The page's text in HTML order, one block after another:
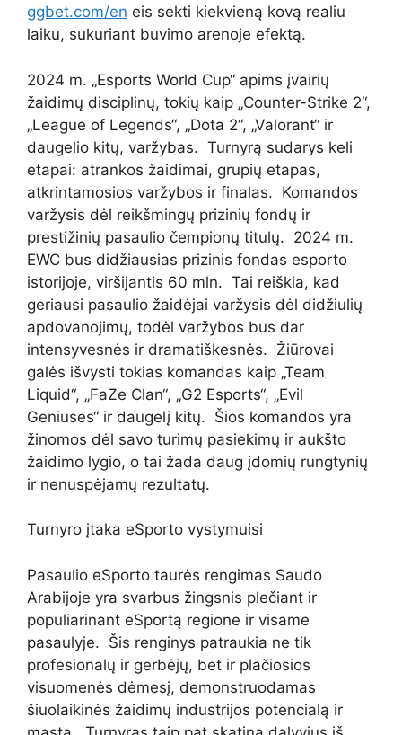
ggbet.com/en eis sekti kiekvieną kovą realiu
laiku, sukuriant buvimo arenoje efektą.
2024 m. „Esports World Cup“ apims įvairių
žaidimų disciplinų, tokių kaip „Counter-Strike 2“,
„League of Legends“, „Dota 2“, „Valorant“ ir
daugelio kitų, varžybas. Turnyrą sudarys keli
etapai: atrankos žaidimai, grupių etapas,
atkrintamosios varžybos ir finalas. Komandos
varžysis dėl reikšmingų prizinių fondų ir
prestižinių pasaulio čempionų titulų. 2024 m.
EWC bus didžiausias prizinis fondas esporto
istorijoje, viršijantis 60 mln. Tai reiškia, kad
geriausi pasaulio žaidėjai varžysis dėl didžiulių
apdovanojimų, todėl varžybos bus dar
intensyvesnės ir dramatiškesnės. Žiūrovai
galės išvysti tokias komandas kaip „Team
Liquid“, „FaZe Clan“, „G2 Esports“, „Evil
Geniuses“ ir daugelį kitų. Šios komandos yra
žinomos dėl savo turimų pasiekimų ir aukšto
žaidimo lygio, o tai žada daug įdomių rungtynių
ir nenuspėjamų rezultatų.
Turnyro įtaka eSporto vystymuisi
Pasaulio eSporto taurės rengimas Saudo
Arabijoje yra svarbus žingsnis plečiant ir
populiarinant eSportą regione ir visame
pasaulyje. Šis renginys patraukia ne tik
profesionalų ir gerbėjų, bet ir plačiosios
visuomenės dėmesį, demonstruodamas
šiuolaikinės žaidimų industrijos potencialą ir